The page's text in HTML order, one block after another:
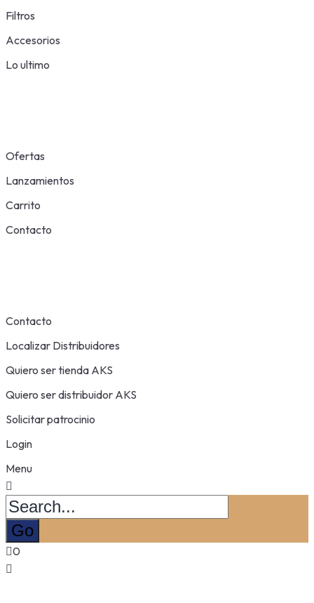
Filtros
Accesorios
Lo ultimo
Ofertas
Lanzamientos
Carrito
Contacto
Contacto
Localizar Distribuidores
Quiero ser tienda AKS
Quiero ser distribuidor AKS
Solicitar patrocinio
Login
Menu
0